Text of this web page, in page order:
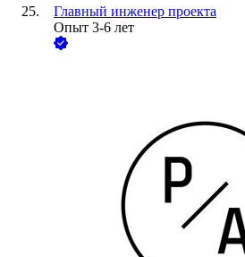
Главный инженер проекта
Опыт 3-6 лет